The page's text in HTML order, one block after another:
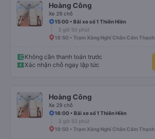
Hoàng Công
Xe 29 chỗ
15:00 • Bãi xe số 1 Thiên Hiền
3 giờ 50 phút
18:50 • Trạm Xăng Nghỉ Chân Cẩm Thạch
Không cần thanh toán trước
Xác nhận chỗ ngay lập tức
Hoàng Công
Xe 29 chỗ
16:00 • Bãi xe số 1 Thiên Hiền
3 giờ 50 phút
19:50 • Trạm Xăng Nghỉ Chân Cẩm Thạch